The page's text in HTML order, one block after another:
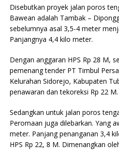
Disebutkan proyek jalan poros
Bawean adalah Tambak –
sebelumnya asal 3,5-4 meter
Panjangnya 4,4 kilo meter.
Dengan anggaran HPS Rp 28 M,
pemenang tender PT Timbul
Kelurahan Sidorejo, Kabupaten
penawaran dan tekoreksi Rp 22 M.
Sedangkan untuk jalan poros
Peromaan juga dilebarkan. Yang
meter. Panjang penanganan 3,4
HPS Rp 22, 8 M. Dimenangkan